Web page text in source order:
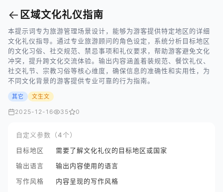
← 区域文化礼仪指南
本提示词专为旅游管理场景设计，能够为游客提供特定地区的详细
文化礼仪指导。通过专业旅游顾问的角色设定，系统分析目标地区
的文化习俗、社交规范、禁忌事项和礼仪要求，帮助游客避免文化
冲突，提升跨文化交流体验。输出内容涵盖着装规范、餐饮礼仪、
社交礼节、宗教习俗等核心维度，确保信息的准确性和实用性，为
不同文化背景的游客提供专业可靠的行为指南。
其它 文生文
2025-12-16 35 0
自定义参数（4个）
目标地区
需要了解文化礼仪的目标地区或国家
输出语言
输出内容使用的语言
写作风格
内容呈现的写作风格